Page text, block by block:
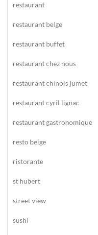
restaurant
restaurant belge
restaurant buffet
restaurant chez nous
restaurant chinois jumet
restaurant cyril lignac
restaurant gastronomique
resto belge
ristorante
st hubert
street view
sushi